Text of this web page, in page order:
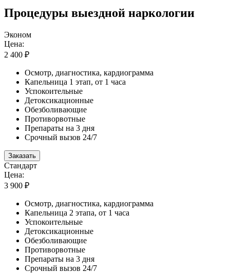
Процедуры выездной наркологии
Эконом
Цена:
2 400 ₽
Осмотр, диагностика, кардиограмма
Капельница 1 этап, от 1 часа
Успокоительные
Детоксикационные
Обезболивающие
Противорвотные
Препараты на 3 дня
Срочный вызов 24/7
Заказать
Стандарт
Цена:
3 900 ₽
Осмотр, диагностика, кардиограмма
Капельница 2 этапа, от 1 часа
Успокоительные
Детоксикационные
Обезболивающие
Противорвотные
Препараты на 3 дня
Срочный вызов 24/7